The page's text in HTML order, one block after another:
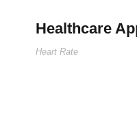
Healthcare
Heart Rate